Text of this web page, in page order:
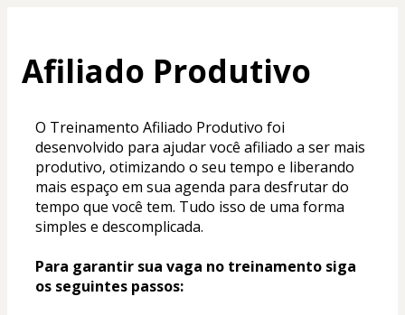
Afiliado Produtivo
O Treinamento Afiliado Produtivo foi
desenvolvido para ajudar você afiliado a ser mais
produtivo, otimizando o seu tempo e liberando
mais espaço em sua agenda para desfrutar do
tempo que você tem. Tudo isso de uma forma
simples e descomplicada.
Para garantir sua vaga no treinamento siga
os seguintes passos: